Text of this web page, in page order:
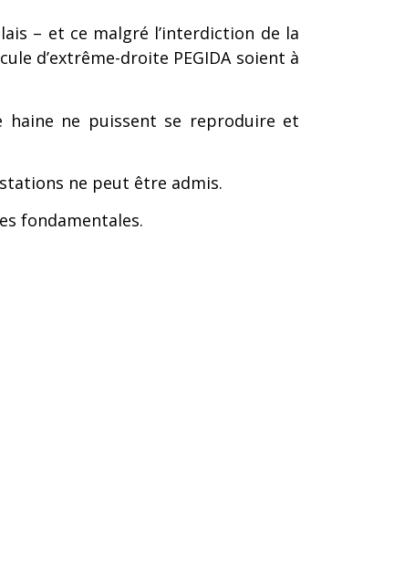
– et ce malgré l’interdiction de la
d’extrême-droite PEGIDA soient à
ne puissent se reproduire et
ne peut être admis.
fondamentales.